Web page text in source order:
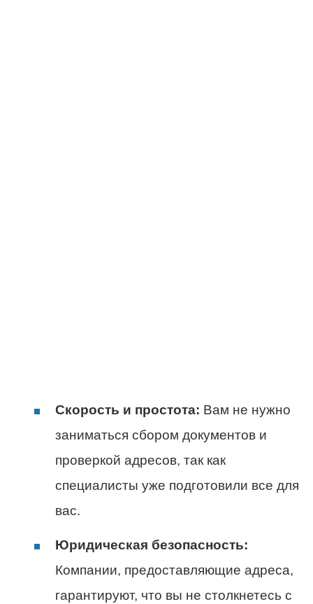
Скорость и простота: Вам не нужно
заниматься сбором документов и
проверкой адресов, так как
специалисты уже подготовили все для
вас.
Юридическая безопасность:
Компании, предоставляющие адреса,
гарантируют, что вы не столкнетесь с